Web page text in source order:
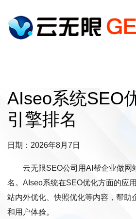
AIseo系统SEO
引擎排名
日期：2026年8月7日
云无限SEO公司用AI帮企业做网
名。AIseo系统在SEO优化方面的应
站内外优化、快照优化等内容，帮助
和用户体验。